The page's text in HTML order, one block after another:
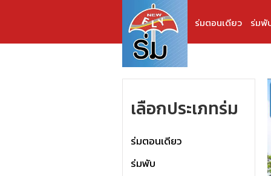
ร่มตอนเดียว ร่มพั
เลือกประเภทร่ม
ร่มตอนเดียว
ร่มพับ